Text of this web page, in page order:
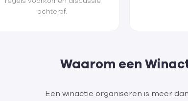
achteraf.
Waarom een
Een winactie organiseren is meer